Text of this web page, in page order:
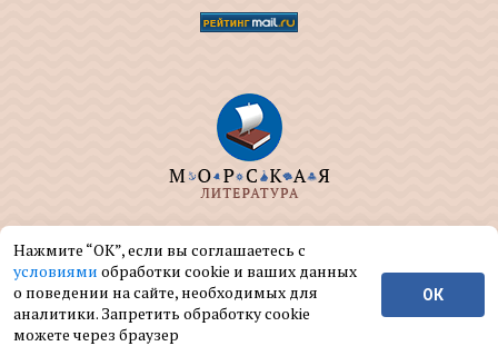
ООО "МОРКНИГА" занимается изданием и
реализацией книг на морскую тематику.
© ООО "МОРКНИГА", 2004 — 2026 г.
Нажмите “ОК”, если вы соглашаетесь с
условиями обработки cookie и ваших данных
о поведении на сайте, необходимых для
аналитики. Запретить обработку cookie
можете через браузер
ОК